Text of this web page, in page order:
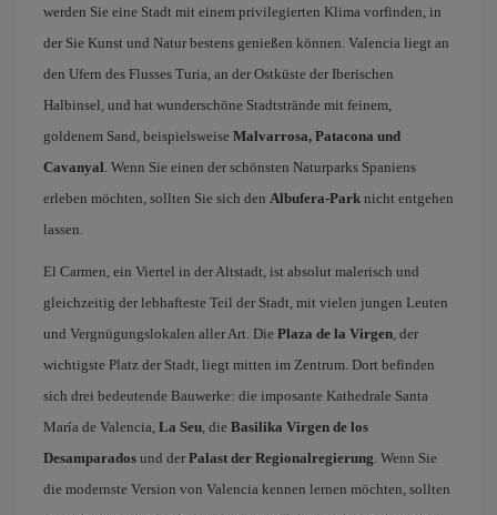
werden Sie eine Stadt mit einem privilegierten Klima vorfinden, in
der Sie Kunst und Natur bestens genießen können. Valencia liegt an
den Ufern des Flusses Turia, an der Ostküste der Iberischen
Halbinsel, und hat wunderschöne Stadtstrände mit feinem,
goldenem Sand, beispielsweise Malvarrosa, Patacona und
Cavanyal. Wenn Sie einen der schönsten Naturparks Spaniens
erleben möchten, sollten Sie sich den Albufera-Park nicht entgehen
lassen.
El Carmen, ein Viertel in der Altstadt, ist absolut malerisch und
gleichzeitig der lebhafteste Teil der Stadt, mit vielen jungen Leuten
und Vergnügungslokalen aller Art. Die Plaza de la Virgen, der
wichtigste Platz der Stadt, liegt mitten im Zentrum. Dort befinden
sich drei bedeutende Bauwerke: die imposante Kathedrale Santa
María de Valencia, La Seu, die Basilika Virgen de los
Desamparados und der Palast der Regionalregierung. Wenn Sie
die modernste Version von Valencia kennen lernen möchten, sollten